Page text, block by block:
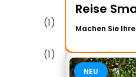
(1)
(1)
Reise
Machen Sie
NEU